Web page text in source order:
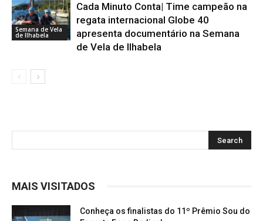
Semana de Vela
de Ilhabela
Cada Minuto Conta| Time campeão na
regata internacional Globe 40
apresenta documentário na Semana
de Vela de Ilhabela
MAIS VISITADOS
Conheça os finalistas do 11º Prêmio Sou do